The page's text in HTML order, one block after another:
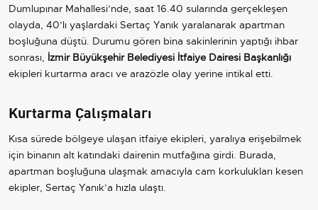
Dumlupınar Mahallesi’nde, saat 16.40 sularında gerçekleşen
olayda, 40’lı yaşlardaki Sertaç Yanık yaralanarak apartman
boşluğuna düştü. Durumu gören bina sakinlerinin yaptığı ihbar
sonrası, İzmir Büyükşehir Belediyesi İtfaiye Dairesi Başkanlığı
ekipleri kurtarma aracı ve arazözle olay yerine intikal etti.
Kurtarma Çalışmaları
Kısa sürede bölgeye ulaşan itfaiye ekipleri, yaralıya erişebilmek
için binanın alt katındaki dairenin mutfağına girdi. Burada,
apartman boşluğuna ulaşmak amacıyla cam korkulukları kesen
ekipler, Sertaç Yanık’a hızla ulaştı.